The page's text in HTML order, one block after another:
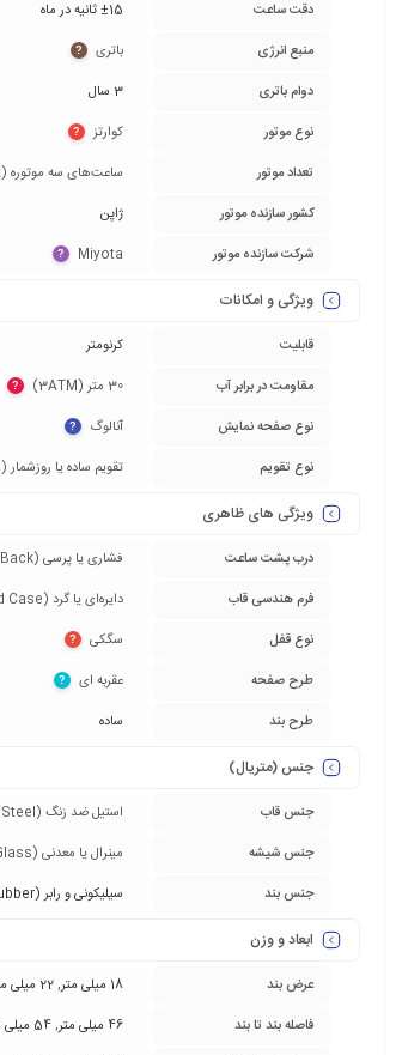
دقت ساعت
±15 ثانیه در ماه
منبع انرژی
باتری‏ ?
دوام باتری
3 سال
نوع موتور
کوارتز‏ ?
تعداد موتور ساعت‌های سه موتوره (Tri-Compax)‏
کشور سازنده موتور
ژاپن
شرکت سازنده موتور
Miyota‏
?
ویژگی و امکانات
قابلیت
کرنومتر
مقاومت در برابر آب
30 متر (3ATM)‏ ?
نوع صفحه نمایش آنالوگ‏ ?
نوع تقویم تقویم ساده یا روزشمار (Date)‏
ویژگی های ظاهری
درب پشت ساعت فشاری یا پرسی (Snap-on Case Back)‏
فرم هندسی قاب دایره‌ای یا گرد (Round Case)‏
نوع قفل سگکی‏ ?
طرح صفحه عقربه ای‏ ?
طرح بند ساده
جنس (متریال)
جنس قاب استیل ضد زنگ (Stainless Steel)‏
جنس شیشه مینرال یا معدنی (Mineral Glass)‏
جنس بند سیلیکونی و رابر (Silicone & Rubber)
ابعاد و وزن
عرض بند 18 میلی متر ,22 میلی متر
فاصله بند تا بند
46 میلی متر ,54 میلی متر